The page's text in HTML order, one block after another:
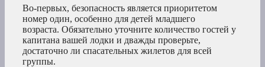
Во-первых, безопасность является приоритетом
номер один, особенно для детей младшего
возраста. Обязательно уточните количество гостей у
капитана вашей лодки и дважды проверьте,
достаточно ли спасательных жилетов для всей
группы.